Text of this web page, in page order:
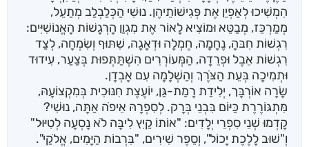
הִמְשִׁיכוּ לְאַפְיֵן אֶת פְּגִישׁוֹתֵיהֶן. נוּשִׁי הַכְּלַבְלַב מְתַעֵל,
מְמַרְכֵּז, מְבַטֵּא וּמוֹצִיא לָאוֹר אֶת מִגְוַן הָרְגָשׁוֹת הָאֱנוֹשִׁיִּים:
רִגְשׁוֹת חִבּהָ, נֶחָמָה, חֶמְלָה וּדְאָגָה, שִׁתּוּף וְשִׂמְחָה, לְצַד
רִגְשׁוֹת אֵבֶל וּפְרֵדָה, הַמְּעוֹרְרִים הִשְׁתַּתְּפוּת בְּצַעַר, עִידוּד
וּתְמִיכָה בְּעֵת הַצֹּרֶךְ וְהַשְׁלָמָה עִם אָבְדָן.
שָׂרָה אוֹרְבָּך, יְלִידַת רָמַת-גַּן, יוֹעֶצֶת חִנּוּכִית בְּמִקְצוֹעָהּ,
מִּתְגּוֹרֶרֶת כַּיּוֹם בִּבְנֵי בְּרָק. לְסִפְרָהּ אֵיפֹה אַתָּה, נוּשִׁי?
קָדְמוּ שְׁנֵי סִפְרֵי יְלָדִים: "אוֹתוֹ קַיִץ לִיבָּה לֹא נָסְעָה לְטִיּוּל"
וְ"שׁוּב לָלֶכֶת יָכוֹל", וְסֵפֶר שִׁירִים, "בִּרְבוֹת הַיָּמִים, אֱלֹקַי".